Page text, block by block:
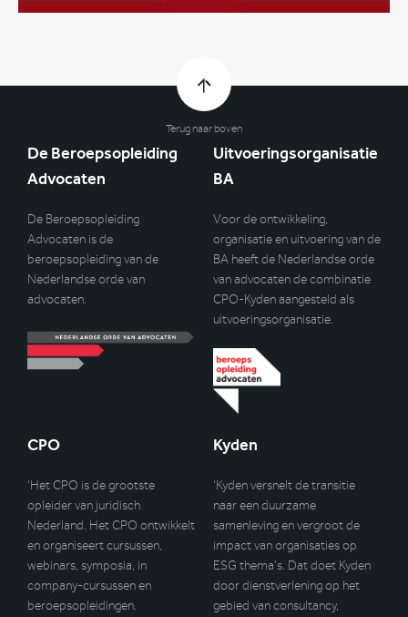
Terug naar boven
De Beroepsopleiding
Advocaten
De Beroepsopleiding
Advocaten is de
beroepsopleiding van de
Nederlandse orde van
advocaten.
Uitvoeringsorganisatie
BA
Voor de ontwikkeling,
organisatie en uitvoering van de
BA heeft de Nederlandse orde
van advocaten de combinatie
CPO-Kyden aangesteld als
uitvoeringsorganisatie.
CPO
‘Het CPO is de grootste
opleider van juridisch
Nederland. Het CPO ontwikkelt
en organiseert cursussen,
webinars, symposia, in
company-cursussen en
beroepsopleidingen.
Kyden
‘Kyden versnelt de transitie
naar een duurzame
samenleving en vergroot de
impact van organisaties op
ESG thema’s. Dat doet Kyden
door dienstverlening op het
gebied van consultancy,